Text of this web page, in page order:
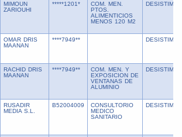
MIMOUN
ZARIOUHI
*****1201*
COM. MEN.
PTOS.
ALIMENTICIOS
MENOS 120 M2
OMAR DRIS
MAANAN
****7949**
RACHID DRIS
MAANAN
****7949**
COM. MEN. Y
EXPOSICION DE
VENTANAS DE
ALUMINIO
RUSADIR
MEDIA S.L.
B52004009
CONSULTORIO
MEDICO
SANITARIO